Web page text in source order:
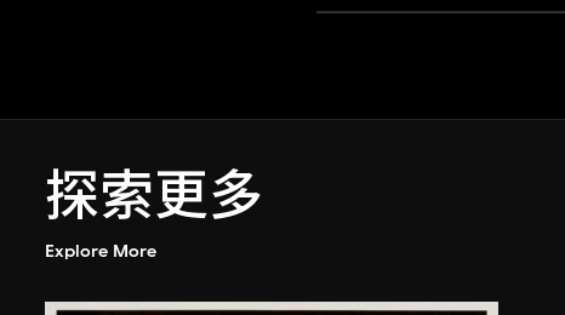
探索更多
Explore More